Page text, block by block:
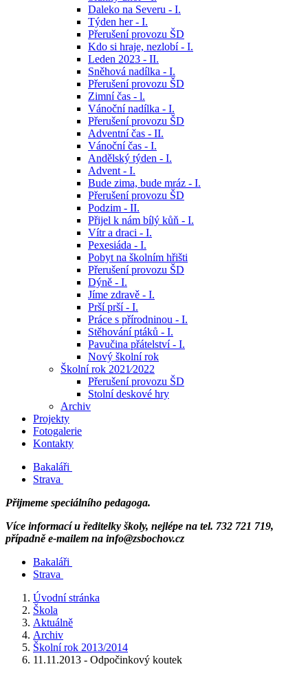
Daleko na Severu - I.
Týden her - I.
Přerušení provozu ŠD
Kdo si hraje, nezlobí - I.
Leden 2023 - II.
Sněhová nadílka - I.
Přerušení provozu ŠD
Zimní čas - l.
Vánoční nadílka - I.
Přerušení provozu ŠD
Adventní čas - II.
Vánoční čas - I.
Andělský týden - I.
Advent - I.
Bude zima, bude mráz - I.
Přerušení provozu ŠD
Podzim - II.
Přijel k nám bílý kůň - I.
Vítr a draci - I.
Pexesiáda - I.
Pobyt na školním hřišti
Přerušení provozu ŠD
Dýně - I.
Jíme zdravě - I.
Prší prší - I.
Práce s přírodninou - I.
Stěhování ptáků - I.
Pavučina přátelství - I.
Nový školní rok
Školní rok 2021⁄2022
Přerušení provozu ŠD
Stolní deskové hry
Archiv
Projekty
Fotogalerie
Kontakty
Bakaláři
Strava
Přijmeme speciálního pedagoga.
Více informací u ředitelky školy, nejlépe na tel. 732 721 719,
případně e-mailem na info@zsbochov.cz
Bakaláři
Strava
Úvodní stránka
Škola
Aktuálně
Archiv
Školní rok 2013/2014
11.11.2013 - Odpočinkový koutek